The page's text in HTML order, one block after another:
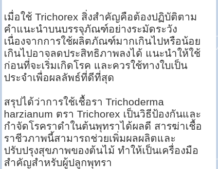
เมื่อใช้ Trichorex สิ่งสำคัญคือต้องปฏิบัติตาม
คำแนะนำบนบรรจุภัณฑ์อย่างระมัดระวัง
เนื่องจากการใช้ผลิตภัณฑ์มากเกินไปหรือน้อย
เกินไปอาจลดประสิทธิภาพลงได้ แนะนำให้ใช้
ก่อนที่จะเริ่มเกิดโรค และควรใช้ทางใบเป็น
ประจำเพื่อผลลัพธ์ที่ดีที่สุด
สรุปได้ว่าการใช้เชื้อรา Trichoderma
harzianum ตรา Trichorex เป็นวิธีป้องกันและ
กำจัดโรคราดำในต้นพุทราได้ผลดี สารฆ่าเชื้อ
ราชีวภาพนี้สามารถช่วยเพิ่มผลผลิตและ
ปรับปรุงสุขภาพของต้นไม้ ทำให้เป็นเครื่องมือ
สำคัญสำหรับผู้ปลูกพุทรา